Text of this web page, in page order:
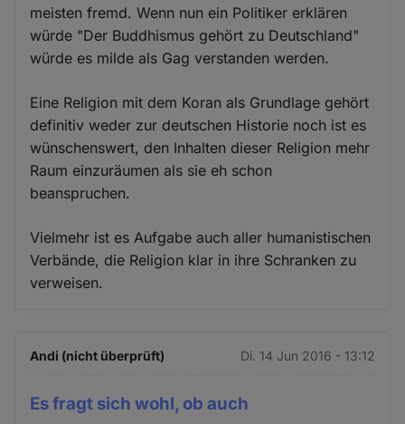
meisten fremd. Wenn nun ein Politiker erklären
würde "Der Buddhismus gehört zu Deutschland"
würde es milde als Gag verstanden werden.
Eine Religion mit dem Koran als Grundlage gehört
definitiv weder zur deutschen Historie noch ist es
wünschenswert, den Inhalten dieser Religion mehr
Raum einzuräumen als sie eh schon
beanspruchen.
Vielmehr ist es Aufgabe auch aller humanistischen
Verbände, die Religion klar in ihre Schranken zu
verweisen.
Andi (nicht überprüft) Di. 14 Jun 2016 - 13:12
Es fragt sich wohl, ob auch